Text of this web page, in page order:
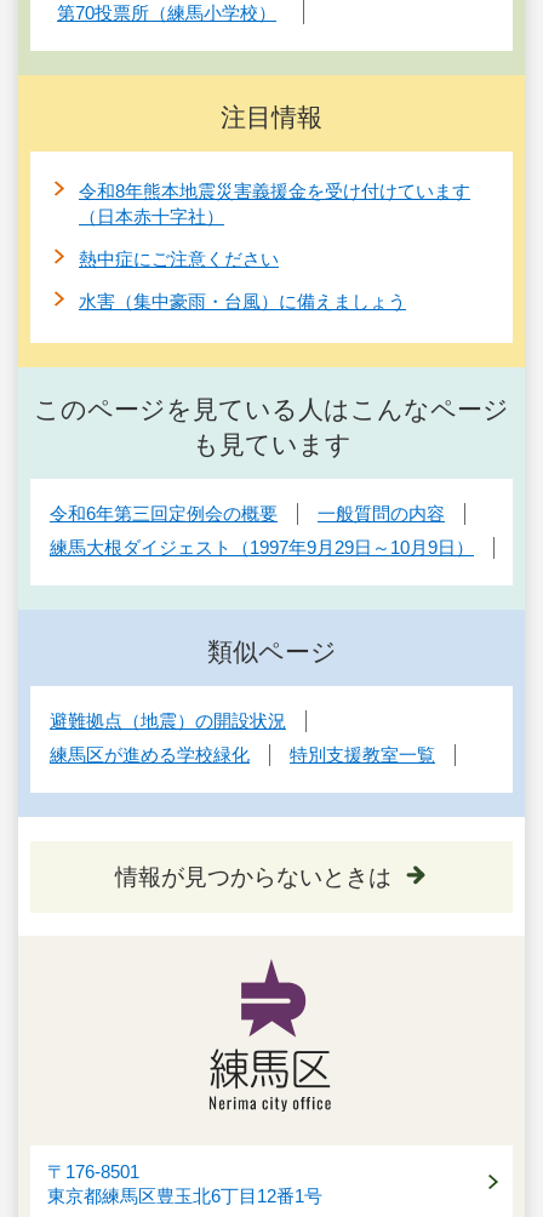
第70投票所（練馬小学校）
注目情報
令和8年熊本地震災害義援金を受け付けています
（日本赤十字社）
熱中症にご注意ください
水害（集中豪雨・台風）に備えましょう
このページを見ている人はこんなページ
も見ています
令和6年第三回定例会の概要
一般質問の内容
練馬大根ダイジェスト（1997年9月29日～10月9日）
類似ページ
避難拠点（地震）の開設状況
練馬区が進める学校緑化
特別支援教室一覧
情報が見つからないときは
〒176-8501
東京都練馬区豊玉北6丁目12番1号